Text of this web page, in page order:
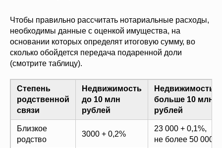
Чтобы правильно рассчитать нотариальные расходы,
необходимы данные с оценкой имущества, на
основании которых определят итоговую сумму, во
сколько обойдется передача подаренной доли
(смотрите таблицу).
Степень
родственной
связи
Недвижимость
до 10 млн
рублей
Недвижимость
больше 10 млн
рублей
Близкое
родство
3000 + 0,2%
23 000 + 0,1%,
не более 50 000